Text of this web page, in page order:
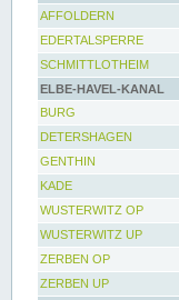
AFFOLDERN
EDERTALSPERRE
SCHMITTLOTHEIM
ELBE-HAVEL-KANAL
BURG
DETERSHAGEN
GENTHIN
KADE
WUSTERWITZ OP
WUSTERWITZ UP
ZERBEN OP
ZERBEN UP